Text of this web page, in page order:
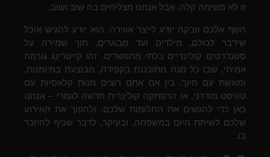
זו לא משימה קלה, אבל אנחנו מצליחים בה שוב ושוב.
השף אלכס זובקה יודע לייצר אווירה. הוא יודע להגיש אוכל
שידבר לכולם, מילדים ועד מבוגרים, תוך שמירה על
סטנדרטים קולינריים בלתי מתפשרים. זהו קייטרינג גורמה
אמיתי, שבו כל מנה מתוכננת בקפידה, מבוצעת במיומנות,
ומוגשת עם חיוך. בין אם אתם רוצים מנות קלאסיות עם
טוויסט מודרני, או הרפתקה קולינרית חדשה לגמרי – אנחנו
כאן כדי להגשים את החלומות שלכם, ולהפוך את האירוע
שלכם לשיחת היום במשפחה, ובעיקר, לדבר שכיף להיזכר
בו.